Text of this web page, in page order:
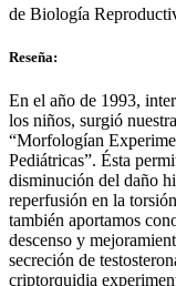
de Biología
Reseña:
En el año de 1993,
los niños, surgió
“Morfologían
Pediátricas”. Ésta
disminución del daño
reperfusión en la
también aportamos
descenso y
secreción de
criptorquidia